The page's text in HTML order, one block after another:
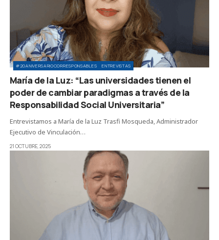
#20ANIVERSARIOCORRESPONSABLES ENTREVISTAS
María de la Luz: “Las universidades tienen el
poder de cambiar paradigmas a través de la
Responsabilidad Social Universitaria”
Entrevistamos a María de la Luz Trasfi Mosqueda, Administrador
Ejecutivo de Vinculación…
21 OCTUBRE, 2025